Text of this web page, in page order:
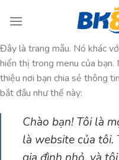
đến
dung
Đây là trang mẫu. Nó khác
hiển thị trong menu của
thiệu nơi bạn chia sẻ thông
bắt đầu như thế này:
Chào bạn! Tôi là
là website của tôi.